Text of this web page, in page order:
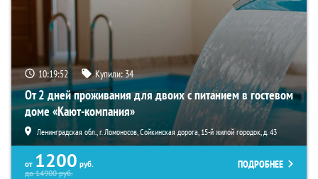
10:19:50 Купили:34
От 2 дней проживания для двоих с питанием в гостевом
доме «Кают-компания»
Ленинградская обл., г. Ломоносов, Сойкинская дорога, 15-й жилой городок, д. 43
от 1200 руб.
до14900руб.
ПОДРОБНЕЕ